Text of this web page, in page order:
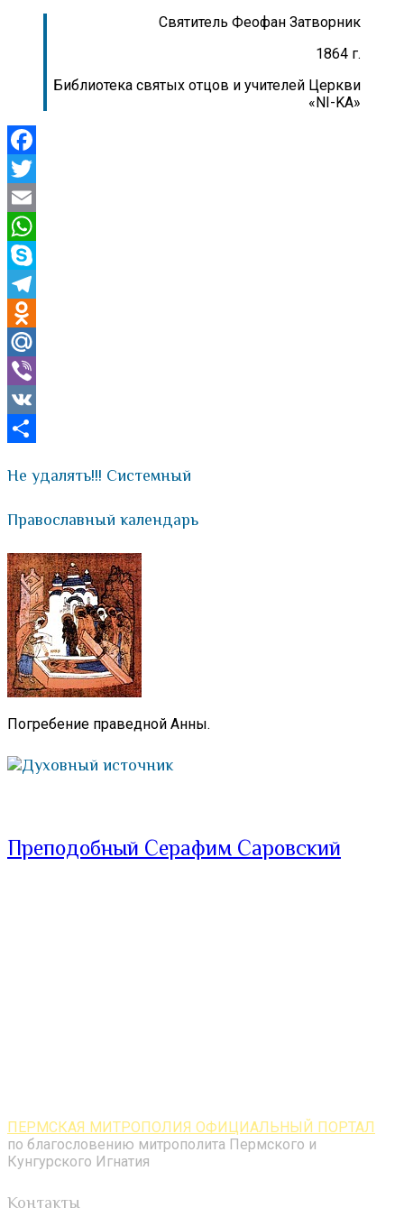
Святитель Феофан Затворник
1864 г.
Библиотека святых отцов и учителей Церкви
«NI-KA»
Facebook
Twitter
Email
WhatsApp
Skype
Telegram
Odnoklassniki
Mail.Ru
Viber
VK
Не удалять!!! Системный
Православный календарь
Погребение праведной Анны.
Духовный источник
Преподобный Серафим Саровский
ПЕРМСКАЯ МИТРОПОЛИЯ ОФИЦИАЛЬНЫЙ ПОРТАЛ
по благословению митрополита Пермского и
Кунгурского Игнатия
Контакты